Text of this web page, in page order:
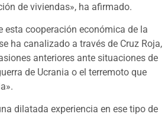
de viviendas», ha afirmado.
esta cooperación económica de la
ha canalizado a través de Cruz Roja,
anteriores ante situaciones de
de Ucrania o el terremoto que
dilatada experiencia en ese tipo de